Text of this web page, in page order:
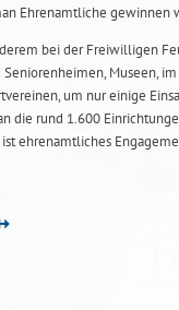
Ehrenamtliche gewinnen
bei der Freiwilligen
Museen,
um nur einige
die rund 1.600
ehrenamtliches